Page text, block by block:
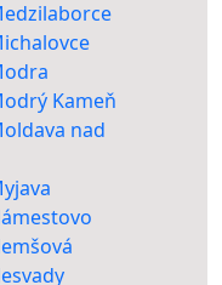
Kameň
nad